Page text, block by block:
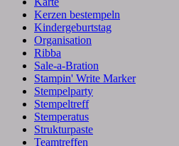
Kerzen bestempeln
Kindergeburtstag
Organisation
Ribba
Sale-a-Bration
Stampin' Write Marker
Stempelparty
Stempeltreff
Stemperatus
Strukturpaste
Teamtreffen